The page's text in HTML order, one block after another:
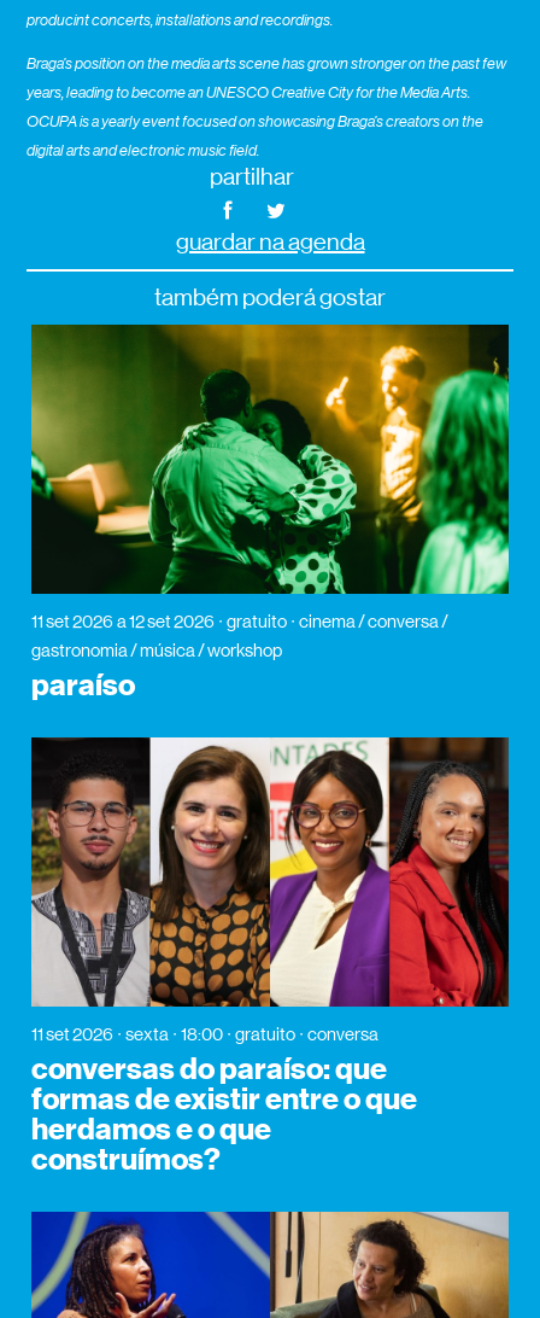
producint concerts, installations and recordings.
Braga’s position on the media arts scene has grown stronger on the past few
years, leading to become an UNESCO Creative City for the Media Arts.
OCUPA is a yearly event focused on showcasing Braga’s creators on the
digital arts and electronic music field.
partilhar
guardar na agenda
também poderá gostar
11 set 2026 a 12 set 2026 gratuito
cinema / conversa /
gastronomia / música / workshop
paraíso
11 set 2026 sexta 18:00 gratuito conversa
conversas do paraíso: que
formas de existir entre o que
herdamos e o que
construímos?